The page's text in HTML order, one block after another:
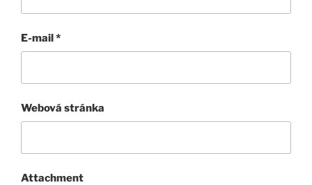
E-mail*
Webová stránka
Attachment